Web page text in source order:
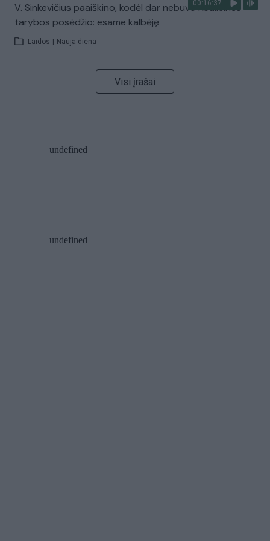
00:16:37
V. Sinkevičius paaiškino, kodėl dar nebuvo Koalicinės
tarybos posėdžio: esame kalbėję
Laidos Nauja diena
Visi įrašai